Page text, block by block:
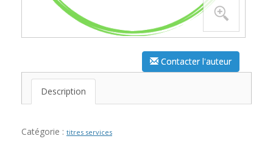
Contacter l'auteur
Description
Catégorie : titres services